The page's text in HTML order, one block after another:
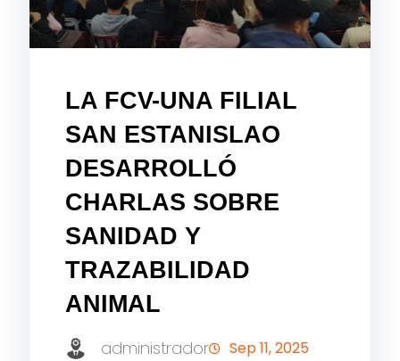
LA FCV-UNA FILIAL
SAN ESTANISLAO
DESARROLLÓ
CHARLAS SOBRE
SANIDAD Y
TRAZABILIDAD
ANIMAL
administrador Sep 11, 2025